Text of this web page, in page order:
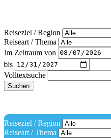
Reiseziel / Region
Reiseart / Thema
Im Zeitraum von
bis
Volltextsuche
Suchen
Reiseziel / Region
Reiseart / Thema